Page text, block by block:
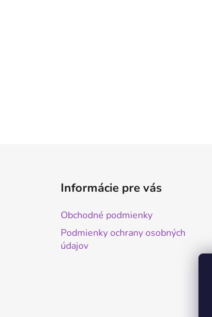
Informácie pre vás
Obchodné podmienky
Podmienky ochrany osobných
údajov